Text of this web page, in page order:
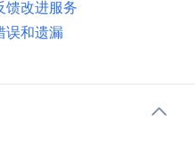
馈改进服务
误和遗漏